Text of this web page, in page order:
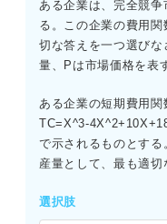
ある企業は、完全競
る。この企業の費用
切な答えを一つ選び
量、Pは市場価格を表
ある企業の短期費用関
TC=X^3-
で示されるものとす
産量として、最も適切
選択肢